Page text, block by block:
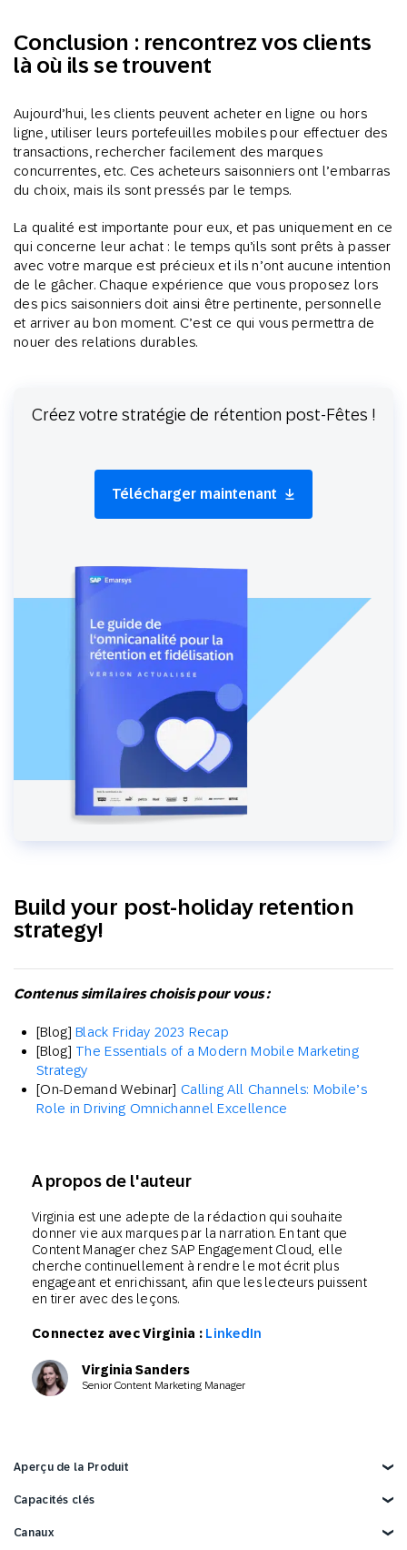
Conclusion : rencontrez vos clients
là où ils se trouvent
Aujourd’hui, les clients peuvent acheter en ligne ou hors
ligne, utiliser leurs portefeuilles mobiles pour effectuer des
transactions, rechercher facilement des marques
concurrentes, etc. Ces acheteurs saisonniers ont l’embarras
du choix, mais ils sont pressés par le temps.
La qualité est importante pour eux, et pas uniquement en ce
qui concerne leur achat : le temps qu’ils sont prêts à passer
avec votre marque est précieux et ils n’ont aucune intention
de le gâcher. Chaque expérience que vous proposez lors
des pics saisonniers doit ainsi être pertinente, personnelle
et arriver au bon moment. C’est ce qui vous permettra de
nouer des relations durables.
Créez votre stratégie de rétention post-Fêtes !
Télécharger maintenant
Build your post-holiday retention
strategy!
Contenus similaires choisis pour vous :
[Blog]Black Friday 2023 Recap
[Blog] The Essentials of a Modern Mobile Marketing
Strategy
[On-Demand Webinar] Calling All Channels: Mobile’s
Role in Driving Omnichannel Excellence
A propos de l'auteur
Virginia est une adepte de la rédaction qui souhaite
donner vie aux marques par la narration. En tant que
Content Manager chez SAP Engagement Cloud, elle
cherche continuellement à rendre le mot écrit plus
engageant et enrichissant, afin que les lecteurs puissent
en tirer avec des leçons.
Connectez avec Virginia : LinkedIn
Virginia Sanders
Senior Content Marketing Manager
Aperçu de la Produit
Explorez la Produit
Capacités clés
Données clients
Canaux